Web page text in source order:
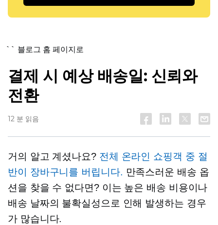
`` 블로그 홈 페이지로
결제 시 예상 배송일: 신뢰와
전환
12 분 읽음
거의 알고 계셨나요? 전체 온라인 쇼핑객 중 절
반이 장바구니를 버립니다. 만족스러운 배송 옵
션을 찾을 수 없다면? 이는 높은 배송 비용이나
배송 날짜의 불확실성으로 인해 발생하는 경우
가 많습니다.